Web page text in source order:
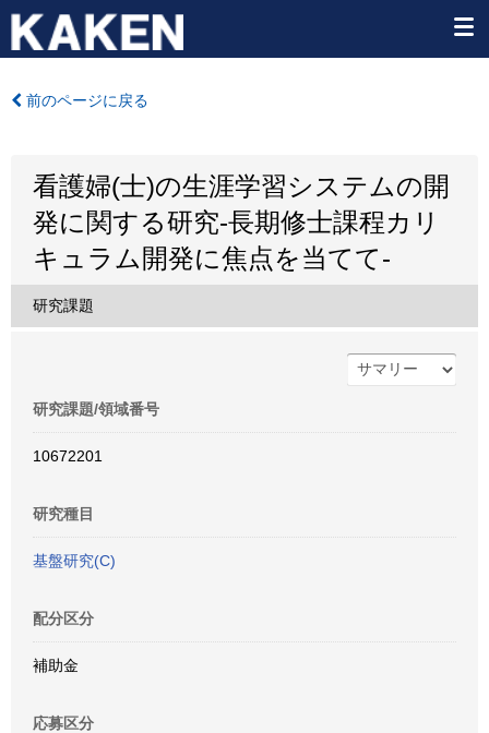
前のページに戻る
看護婦(士)の生涯学習システムの開
発に関する研究-長期修士課程カリ
キュラム開発に焦点を当てて-
研究課題
研究課題/領域番号
10672201
研究種目
基盤研究(C)
配分区分
補助金
応募区分